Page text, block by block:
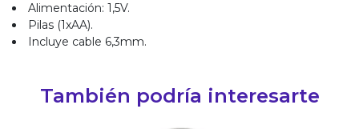
Alimentación: 1,5V.
Pilas (1xAA).
Incluye cable 6,3mm.
También podría interesarte